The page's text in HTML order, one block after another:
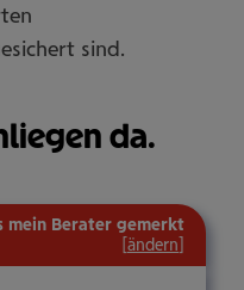
sind.
da.
mein Berater gemerkt
ändern